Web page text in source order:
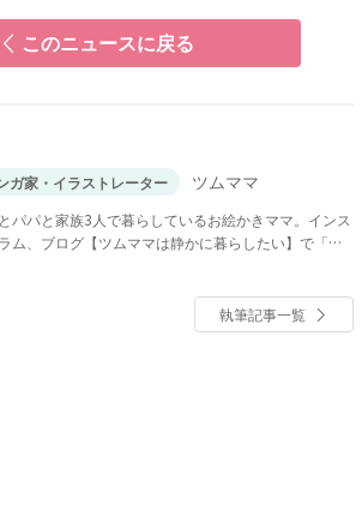
このニュースに戻る
ガ家・イラストレーター ツムママ
パパと家族3人で暮らしているお絵かきママ。インス
ム、ブログ【ツムママは静かに暮らしたい】で「長
執筆記事一覧